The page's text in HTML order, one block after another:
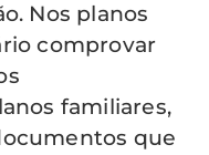
Nos planos
comprovar
familiares,
que